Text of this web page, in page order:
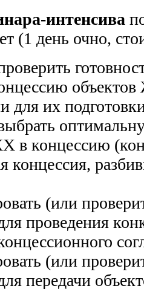
интенсива
(1 день очно,
для их
в концессию
концессия,
(или
проведения
(или
передачи